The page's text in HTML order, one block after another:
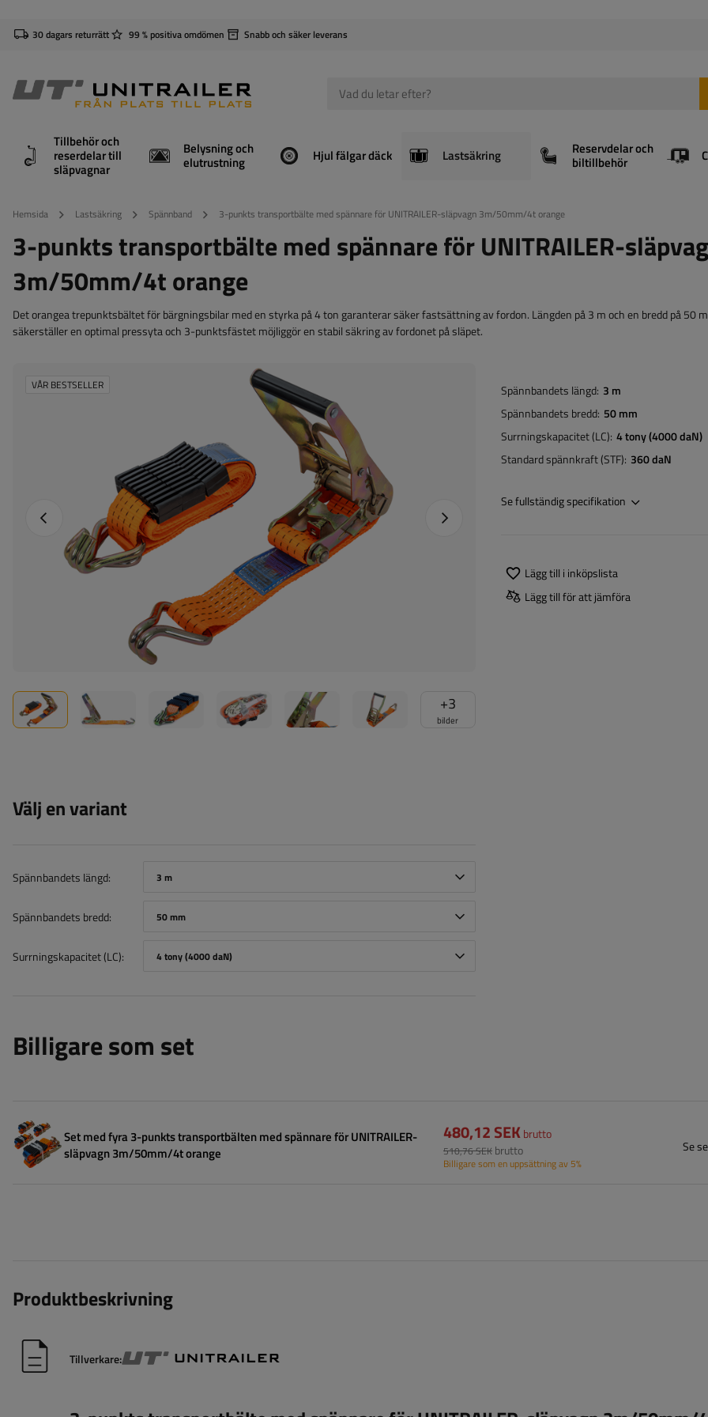
30 dagars returrätt 99 % positiva omdömen Snabb och säker leverans
Tillbehör och
reserdelar till
släpvagnar
Belysning och
elutrustning Hjul fälgar däck Lastsäkring Reservdelar och
biltillbehör
Hemsida Lastsäkring Spännband 3-punkts transportbälte med spännare för UNITRAILER-släpvagn 3m/50mm/4t orange
3-punkts transportbälte med spännare för UNITRAILER-
3m/50mm/4t orange
Det orangea trepunktsbältet för bärgningsbilar med en styrka på 4 ton garanterar säker fastsättning av fordon. Längden på 3 m och en bredd på 50
säkerställer en optimal pressyta och 3-punktsfästet möjliggör en stabil säkring av fordonet på släpet.
+3
bilder
Föregående foto Nästa foto
VÅR BESTSELLER
Välj en variant
Spännbandets längd 3 m
Spännbandets bredd 50 mm
Surrningskapacitet (LC) 4 tony (4000 daN)
Spännbandets längd 3 m
Spännbandets bredd 50 mm
Surrningskapacitet (LC) 4 tony (4000 daN)
Standard spännkraft (STF) 360 daN
Se fullständig specifikation
Lägg till i inköpslista
Lägg till för att jämföra
Billigare som set
Set med fyra 3-punkts transportbälten med spännare för UNITRAILER-
släpvagn 3m/50mm/4t orange
480,12 SEKbrutto
510,76 SEK brutto
Billigare som en uppsättning av 5%
Se
Produktbeskrivning
Tillverkare: